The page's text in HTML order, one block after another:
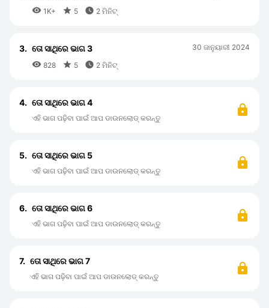
 1K+  5  2 ମିନିଟ୍
3. ତୋ ସାଥିରେ ଭାଗ 3
 828  5  2 ମିନିଟ୍
30 ଜାନୁୟାରୀ 2024
4. ତୋ ସାଥିରେ ଭାଗ 4
ଏହି ଭାଗ ପଢ଼ିବା ପାଇଁ ଆପ ଡାଉନଲୋଡ୍ କରନ୍ତୁ
5. ତୋ ସାଥିରେ ଭାଗ 5
ଏହି ଭାଗ ପଢ଼ିବା ପାଇଁ ଆପ ଡାଉନଲୋଡ୍ କରନ୍ତୁ
6. ତୋ ସାଥିରେ ଭାଗ 6
ଏହି ଭାଗ ପଢ଼ିବା ପାଇଁ ଆପ ଡାଉନଲୋଡ୍ କରନ୍ତୁ
7. ତୋ ସାଥିରେ ଭାଗ 7
ଏହି ଭାଗ ପଢ଼ିବା ପାଇଁ ଆପ ଡାଉନଲୋଡ୍ କରନ୍ତୁ